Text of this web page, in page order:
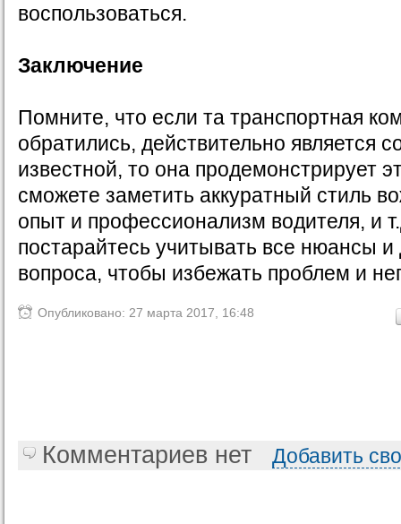
воспользоваться.
Заключение
Помните, что если та транспортная
обратились, действительно является
известной, то она продемонстрирует
сможете заметить аккуратный стиль
опыт и профессионализм водителя, и
постарайтесь учитывать все нюансы и
вопроса, чтобы избежать проблем и
Опубликовано: 27 марта 2017, 16:48
Комментариев нет Добавить